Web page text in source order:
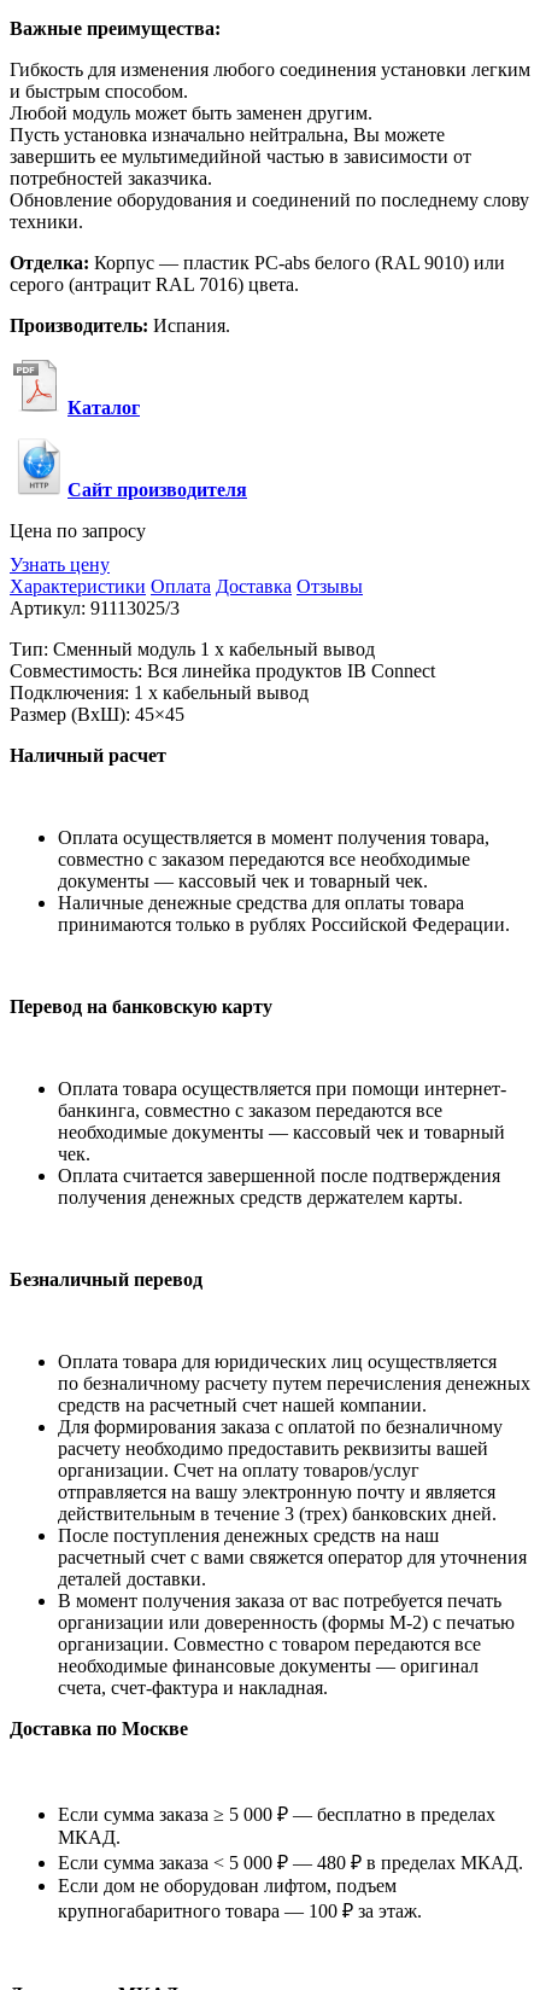
Важные преимущества:
Гибкость для изменения любого соединения установки легким
и быстрым способом.
Любой модуль может быть заменен другим.
Пусть установка изначально нейтральна, Вы можете
завершить ее мультимедийной частью в зависимости от
потребностей заказчика.
Обновление оборудования и соединений по последнему слову
техники.
Отделка: Корпус — пластик PC-abs белого (RAL 9010) или
серого (антрацит RAL 7016) цвета.
Производитель: Испания.
Каталог
Сайт производителя
Цена по запросу
Узнать цену
Характеристики Оплата Доставка Отзывы
Артикул: 91113025/3
Тип: Сменный модуль 1 х кабельный вывод
Совместимость: Вся линейка продуктов IB Connect
Подключения: 1 x кабельный вывод
Размер (ВхШ): 45×45
Наличный расчет
Оплата осуществляется в момент получения товара,
совместно с заказом передаются все необходимые
документы — кассовый чек и товарный чек.
Наличные денежные средства для оплаты товара
принимаются только в рублях Российской Федерации.
Перевод на банковскую карту
Оплата товара осуществляется при помощи интернет-
банкинга, совместно с заказом передаются все
необходимые документы — кассовый чек и товарный
чек.
Оплата считается завершенной после подтверждения
получения денежных средств держателем карты.
Безналичный перевод
Оплата товара для юридических лиц осуществляется
по безналичному расчету путем перечисления денежных
средств на расчетный счет нашей компании.
Для формирования заказа с оплатой по безналичному
расчету необходимо предоставить реквизиты вашей
организации. Счет на оплату товаров/услуг
отправляется на вашу электронную почту и является
действительным в течение 3 (трех) банковских дней.
После поступления денежных средств на наш
расчетный счет с вами свяжется оператор для уточнения
деталей доставки.
В момент получения заказа от вас потребуется печать
организации или доверенность (формы М-2) с печатью
организации. Совместно с товаром передаются все
необходимые финансовые документы — оригинал
счета, счет-фактура и накладная.
Доставка по Москве
Если сумма заказа ≥ 5 000 ₽ — бесплатно в пределах
МКАД.
Если сумма заказа < 5 000 ₽ — 480 ₽ в пределах МКАД.
Если дом не оборудован лифтом, подъем
крупногабаритного товара — 100 ₽ за этаж.